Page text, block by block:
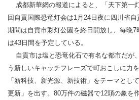
成都新華網の報道によると、「天下第一
回自貢国際恐竜灯会は1月24日夜に四川省
期間は自貢市彩灯公園を終日開放し、毎晩
は43日間を予定している。
自貢市は塩と恐竜化石で有名な都市だが
う新しいキャッチフレーズで町おこしに力
「新科技、新光源、新技術」をテーマとし
更新」を出す。80万件の磁器で12頭の象を